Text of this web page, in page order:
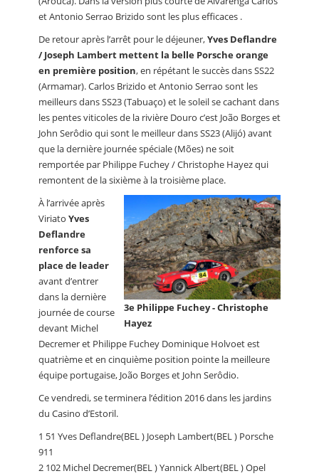
et Antonio Serrao Brizido sont les plus efficaces .
De retour après l’arrêt pour le déjeuner,Yves Deflandre
/ Joseph Lambert mettent la belle Porsche orange
en première position, en répétant le succès dans SS22
(Armamar). Carlos Brizido et Antonio Serrao sont les
meilleurs dans SS23 (Tabuaço) et le soleil se cachant dans
les pentes viticoles de la rivière Douro c’est João Borges et
John Serôdio qui sont le meilleur dans SS23 (Alijó) avant
que la dernière journée spéciale (Mões) ne soit
remportée par Philippe Fuchey / Christophe Hayez qui
remontent de la sixième à la troisième place.
3e Philippe Fuchey - Christophe
Hayez
À l’arrivée après
Viriato Yves
Deflandre
renforce sa
place de leader
avant d’entrer
dans la dernière
journée de course
devant Michel
Decremer et Philippe Fuchey Dominique Holvoet est
quatrième et en cinquième position pointe la meilleure
équipe portugaise, João Borges et John Serôdio.
Ce vendredi, se terminera l’édition 2016 dans les jardins
du Casino d’Estoril.
1 51 Yves Deflandre(BEL ) Joseph Lambert(BEL ) Porsche
911
2 102 Michel Decremer(BEL ) Yannick Albert(BEL ) Opel